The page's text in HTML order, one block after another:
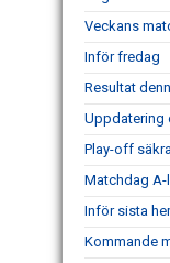
Veckans
Inför fredag
Resultat
Uppdatering
Play-off
Matchdag A-
Inför sista
Kommande